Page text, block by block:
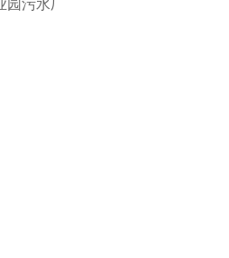
园污水厂